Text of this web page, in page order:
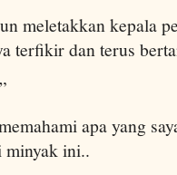
meletakkan kepala
terfikir dan terus
apa yang
minyak ini..